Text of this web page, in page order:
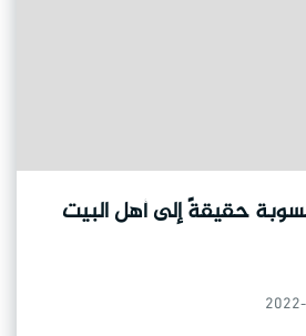
حقيقةً إلى أهل البيت